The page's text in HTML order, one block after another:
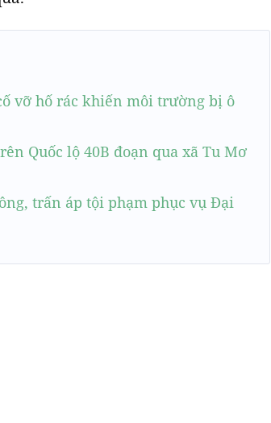
vỡ hố rác khiến môi trường bị ô
Quốc lộ 40B đoạn qua xã Tu Mơ
trấn áp tội phạm phục vụ Đại